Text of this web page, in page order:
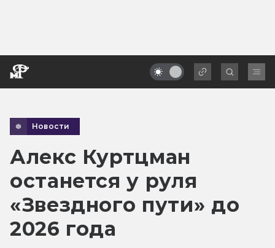
Новости
Алекс Куртцман
останется у руля
«Звездного пути» до
2026 года